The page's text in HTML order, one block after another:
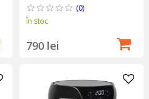
(0)
În stoc
790 lei